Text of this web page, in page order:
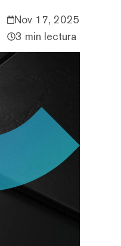
Nov 17, 2025
3 min lectura